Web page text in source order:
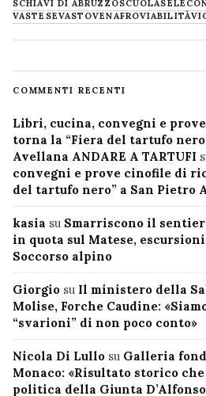
SCHIAVI DI ABRUZZOSCUOLA
VASTESEVASTOVENAFROVIABILITÀ
COMMENTI RECENTI
Libri, cucina, convegni e
torna la “Fiera del tartufo
Avellana ANDARE A TARTUFI
convegni e prove cinofile di
del tartufo nero” a San Pietro
kasia su Smarriscono il
in quota sul Matese,
Soccorso alpino
Giorgio su Il ministero della
Molise, Forche Caudine:
“svarioni” di non poco conto»
Nicola Di Lullo su Galleria
Monaco: «Risultato storico
politica della Giunta